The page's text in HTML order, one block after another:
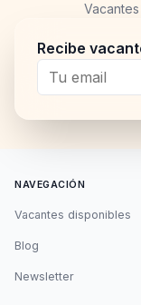
Recibe
NAVEGACIÓN
Vacantes disponibles
Blog
Newsletter